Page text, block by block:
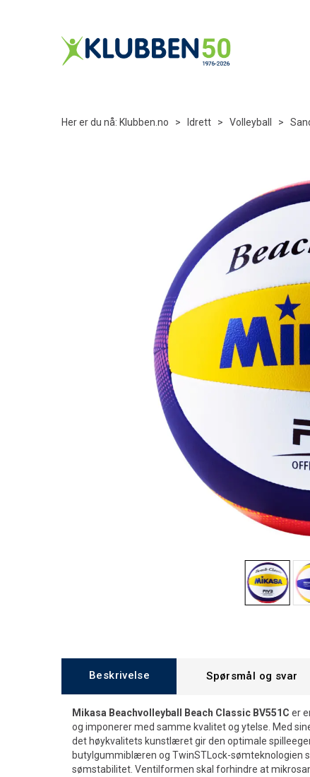
Her er du nå: Klubben.no > Idrett > Volleyball >
Beskrivelse Spørsmål og svar
Mikasa Beachvolleyball Beach Classic BV551C er
og imponerer med samme kvalitet og ytelse. Med
det høykvalitets kunstlæret gir den optimale
butylgummiblæren og TwinSTLock-sømteknologien
sømstabilitet. Ventilformen skal forhindre at